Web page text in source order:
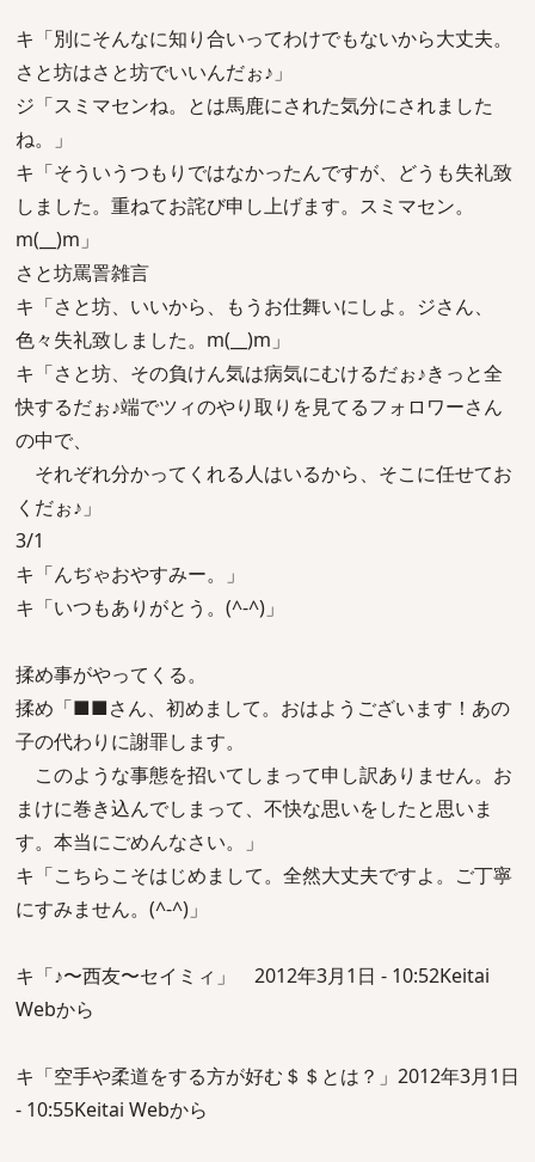
キ「別にそんなに知り合いってわけでもないから大丈夫。
さと坊はさと坊でいいんだぉ♪」
ジ「スミマセンね。とは馬鹿にされた気分にされました
ね。」
キ「そういうつもりではなかったんですが、どうも失礼致
しました。重ねてお詫び申し上げます。スミマセン。
m(__)m」
さと坊罵詈雑言
キ「さと坊、いいから、もうお仕舞いにしよ。ジさん、
色々失礼致しました。m(__)m」
キ「さと坊、その負けん気は病気にむけるだぉ♪きっと全
快するだぉ♪端でツィのやり取りを見てるフォロワーさん
の中で、
それぞれ分かってくれる人はいるから、そこに任せてお
くだぉ♪」
3/1
キ「んぢゃおやすみー。」
キ「いつもありがとう。(^-^)」
揉め事がやってくる。
揉め「■■さん、初めまして。おはようございます！あの
子の代わりに謝罪します。
このような事態を招いてしまって申し訳ありません。お
まけに巻き込んでしまって、不快な思いをしたと思いま
す。本当にごめんなさい。」
キ「こちらこそはじめまして。全然大丈夫ですよ。ご丁寧
にすみません。(^-^)」
キ「♪〜西友〜セイミィ」 2012年3月1日 - 10:52Keitai
Webから
キ「空手や柔道をする方が好む＄＄とは？」2012年3月1日
- 10:55Keitai Webから